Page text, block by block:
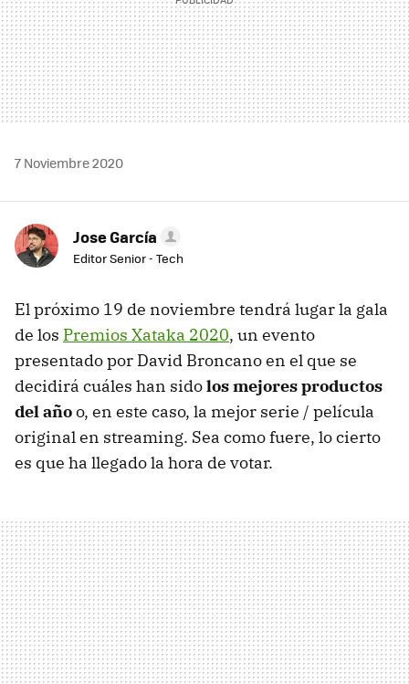
7 Noviembre 2020
Jose García
Editor Senior - Tech
El próximo 19 de noviembre tendrá lugar la gala
de los Premios Xataka 2020, un evento
presentado por David Broncano en el que se
decidirá cuáles han sidolos mejores productos
del añoo, en este caso, la mejor serie / película
original en streaming. Sea como fuere, lo cierto
es que ha llegado la hora de votar.